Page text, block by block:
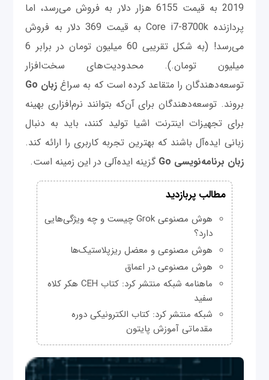
2019 به قیمت 6155 هزار دلار به فروش می‌رسد، اما
پردازنده Core i7-8700k به قیمت 369 دلار به فروش
می‌رسد! (به شکل تقریبی 60 میلیون تومان در برابر 6
میلیون تومان.). محدودیت‌های سخت‌افزار
توسعه‌دهندگان را متقاعد کرده است که به سراغ زبان Go
بروند. توسعه‌دهندگان برای آن‌که بتوانند نرم‌افزاری بهینه
برای تجهیزات اینترنت اشیا تولید کنند، باید به دنبال
زبانی ایده‌آل باشند که بهترین تجربه کاربری را ارائه کند.
زبان برنامه‌نویسی Go
گزینه ایده‌آلی در این زمینه است.
مطالب پربازدید
هوش مصنوعی Grok چیست و چه ویژگی‌هایی
دارد؟
هوش مصنوعی و معضل ریزپلاستیک‌ها
هوش مصنوعی در اعماق
ماهنامه شبکه منتشر کرد: کتاب CEH هکر کلاه
سفید
شبکه منتشر کرد: کتاب الکترونیکی دوره
مقدماتی آموزش پایتون